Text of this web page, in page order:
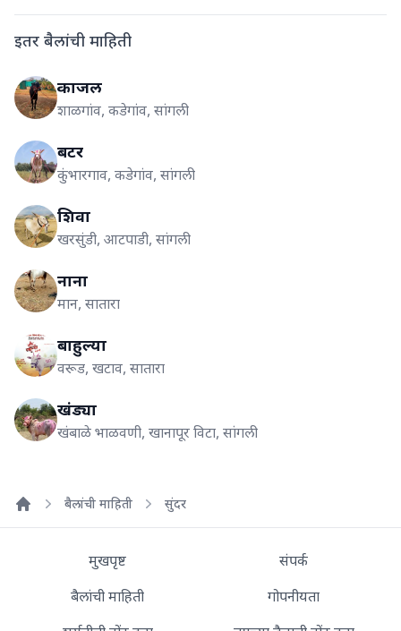
इतर बैलांची माहिती
काजल
शाळगांव, कडेगांव, सांगली
बटर
कुंभारगाव, कडेगांव, सांगली
शिवा
खरसुंडी, आटपाडी, सांगली
नाना
मान, सातारा
बाहुल्या
वरूड, खटाव, सातारा
खंड्या
खंबाळे भाळवणी, खानापूर विटा, सांगली
बैलांची माहिती सुंदर
मुखपृष्ट
बैलांची माहिती
संपर्क
गोपनीयता